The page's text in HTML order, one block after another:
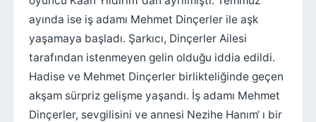
ayında ise iş adamı Mehmet Dinçerler ile aşk
yaşamaya başladı. Şarkıcı, Dinçerler Ailesi
tarafından istenmeyen gelin olduğu iddia edildi.
Hadise ve Mehmet Dinçerler birlikteliğinde geçen
akşam sürpriz gelişme yaşandı. İş adamı Mehmet
Dinçerler, sevgilisini ve annesi Nezihe Hanım‘ ı bir